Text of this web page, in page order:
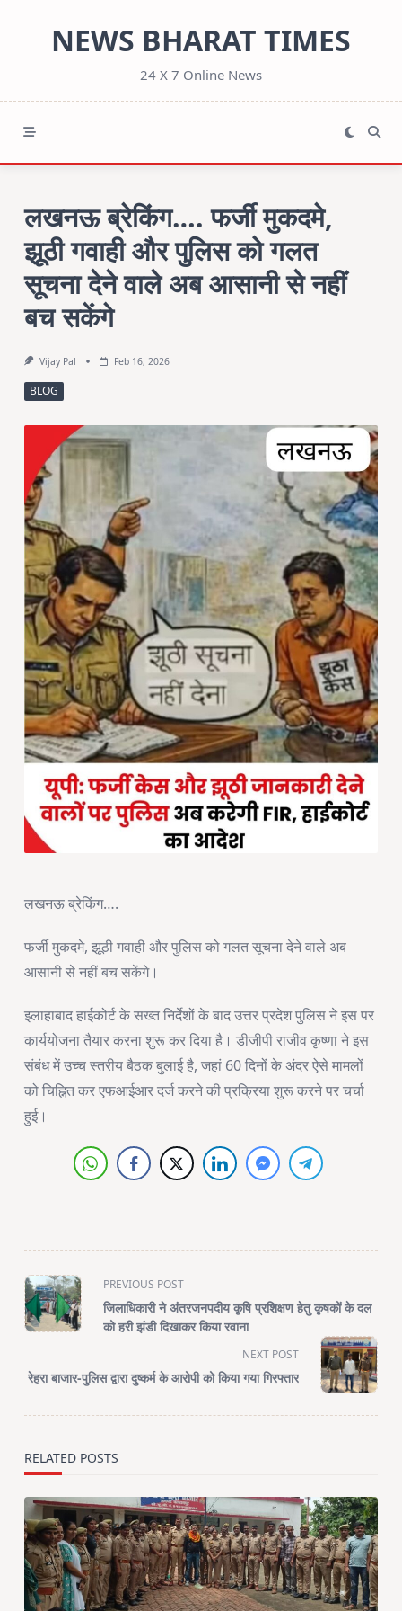
NEWS BHARAT TIMES
24 X 7 Online News
लखनऊ ब्रेकिंग…. फर्जी मुकदमे,
झूठी गवाही और पुलिस को गलत
सूचना देने वाले अब आसानी से नहीं
बच सकेंगे
Vijay Pal Feb 16, 2026
BLOG
लखनऊ ब्रेकिंग….
फर्जी मुकदमे, झूठी गवाही और पुलिस को गलत सूचना देने वाले अब
आसानी से नहीं बच सकेंगे।
इलाहाबाद हाईकोर्ट के सख्त निर्देशों के बाद उत्तर प्रदेश पुलिस ने इस पर
कार्ययोजना तैयार करना शुरू कर दिया है। डीजीपी राजीव कृष्णा ने इस
संबंध में उच्च स्तरीय बैठक बुलाई है, जहां 60 दिनों के अंदर ऐसे मामलों
को चिह्नित कर एफआईआर दर्ज करने की प्रक्रिया शुरू करने पर चर्चा
हुई।
<span
class="nav-
subtitle
reader-
text">Page</span>
PREVIOUS POST
जिलाधिकारी ने अंतरजनपदीय कृषि प्रशिक्षण हेतु कृषकों के दल
को हरी झंडी दिखाकर किया रवाना
NEXT POST
रेहरा बाजार-पुलिस द्वारा दुष्कर्म के आरोपी को किया गया गिरफ्तार
RELATED POSTS